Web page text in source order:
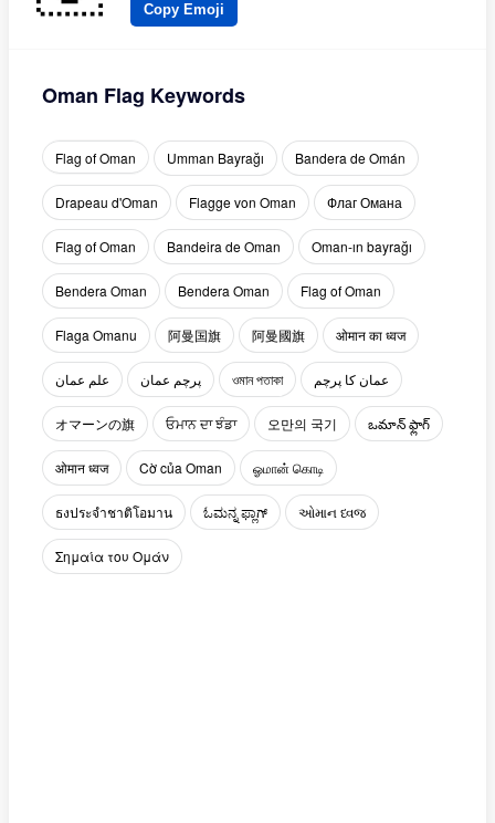
Copy Emoji
Oman Flag Keywords
Flag of Oman Umman Bayrağı Bandera de Omán
Drapeau d'Oman Flagge von Oman Флаг Омана
Flag of Oman Bandeira de Oman Oman-ın bayrağı
Bendera Oman Bendera Oman Flag of Oman
Flaga Omanu 阿曼国旗 阿曼國旗 ओमान का ध्वज
علم عمان پرچم عمان ওমান পতাকা عمان کا پرچم
オマーンの旗 ਓਮਾਨ ਦਾ ਝੰਡਾ 오만의 국기 ఒమాన్ ఫ్లాగ్
ओमान ध्वज Cờ của Oman ஓமான் கொடி
ธงประจำชาติโอมาน ಓಮನ್ನ ಫ್ಲಾಗ್ ઓમાન ધ્વજ
Σημαία του Ομάν